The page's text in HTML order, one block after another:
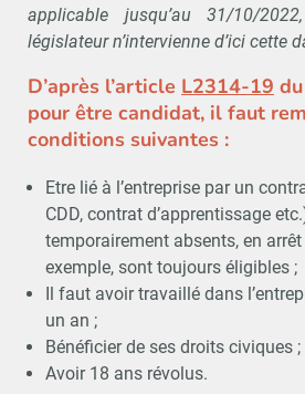
applicable jusqu’au 31/10/
législateur n’intervienne d’ici cette
D’après l’article L2314-19
pour être candidat, il faut
conditions suivantes :
Etre lié à l’entreprise par un
CDD, contrat d’apprentissage
temporairement absents, en
exemple, sont toujours éligibles ;
Il faut avoir travaillé dans
un an ;
Bénéficier de ses droits civiques ;
Avoir 18 ans révolus.